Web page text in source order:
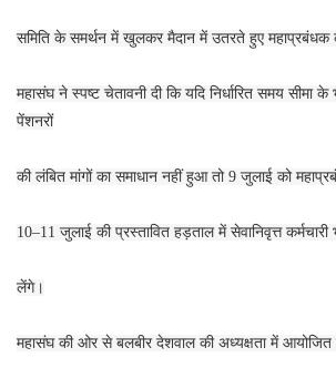
समिति के समर्थन में खुलकर मैदान में उतरते हुए महाप्रबंधक
महासंघ ने स्पष्ट चेतावनी दी कि यदि निर्धारित समय सीमा के
पेंशनरों
की लंबित मांगों का समाधान नहीं हुआ तो 9 जुलाई को
10–11 जुलाई की प्रस्तावित हड़ताल में सेवानिवृत्त
लेंगे।
महासंघ की ओर से बलबीर देशवाल की अध्यक्षता में आयोजित